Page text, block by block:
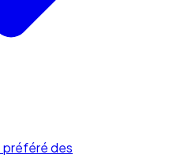
préféré des